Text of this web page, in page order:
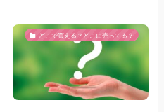
どこで買える？どこに売ってる？